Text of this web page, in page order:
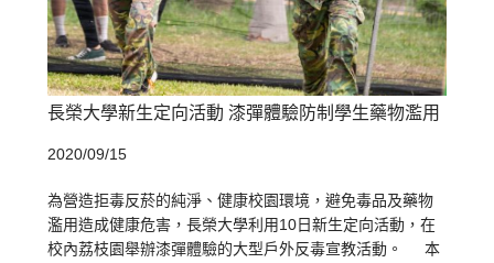
長榮大學新生定向活動 漆彈體驗防制學生藥物濫用
2020/09/15
為營造拒毒反菸的純淨、健康校園環境，避免毒品及藥物
濫用造成健康危害，長榮大學利用10日新生定向活動，在
校內荔枝園舉辦漆彈體驗的大型戶外反毒宣教活動。 本